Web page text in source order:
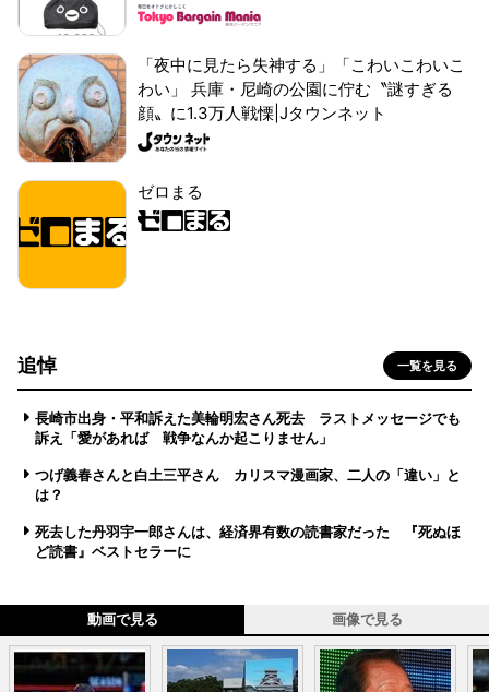
「夜中に見たら失神する」「こわいこわいこ
わい」 兵庫・尼崎の公園に佇む〝謎すぎる
顔〟に1.3万人戦慄|Jタウンネット
ゼロまる
追悼 一覧を見る
長崎市出身・平和訴えた美輪明宏さん死去 ラストメッセージでも
訴え「愛があれば 戦争なんか起こりません」
つげ義春さんと白土三平さん カリスマ漫画家、二人の「違い」と
は？
死去した丹羽宇一郎さんは、経済界有数の読書家だった 『死ぬほ
ど読書』ベストセラーに
動画で見る 画像で見る